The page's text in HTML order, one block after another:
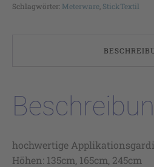
Schlagwörter: Meterware StickTextil
hochwertige
Höhen: 135cm, 165cm, 245cm